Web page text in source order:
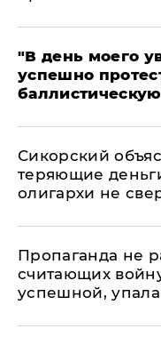
​"В день моего
успешно
Сикорский
теряющие
олигархи не
​Пропаганда не
считающих
успешной,